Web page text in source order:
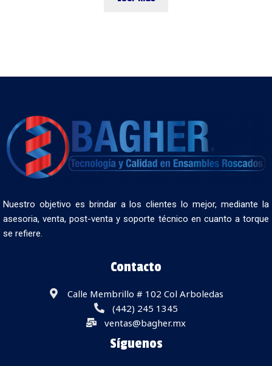
Nuestro objetivo es brindar a los clientes lo mejor, mediante la
asesoria, venta, post-venta y soporte técnico en cuanto a torque
se refiere.
Contacto
Calle Membrillo # 102 Col Arboledas
(442) 245 1345
ventas@bagher.mx
Síguenos